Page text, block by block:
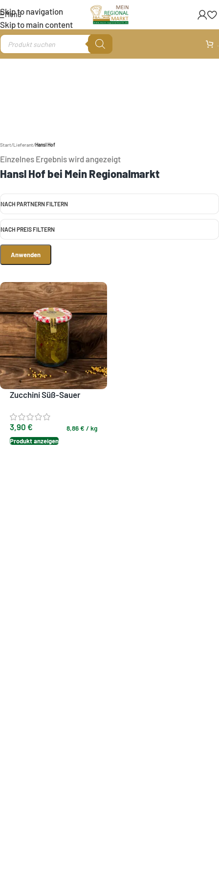
Skip to navigation
Skip to main content
Menü
.
Start/Lieferant/Hansl Hof
Einzelnes Ergebnis wird angezeigt
Hansl Hof bei Mein Regionalmarkt
NACH PARTNERN FILTERN
NACH PREIS FILTERN
Anwenden
Zucchini Süß-Sauer
3,90 € 8,86€ /kg
Produkt anzeigen